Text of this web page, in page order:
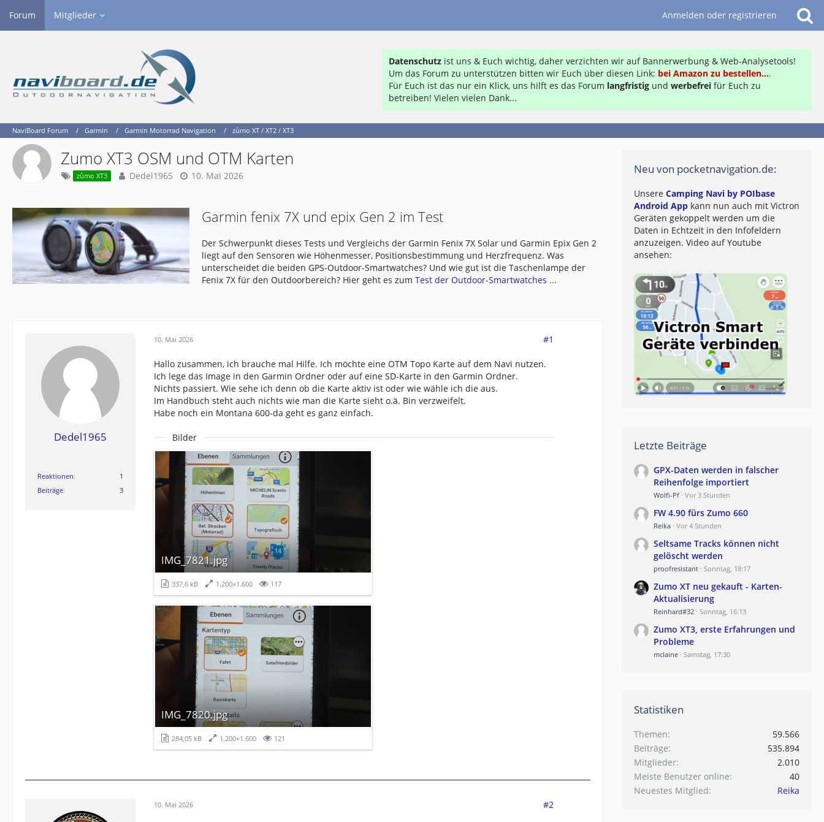
Forum Mitglieder Anmelden oder registrieren
Datenschutz ist uns & Euch wichtig, daher verzichten wir auf Bannerwerbung & Web-Analysetools!
Um das Forum zu unterstützen bitten wir Euch über diesen Link: bei Amazon zu bestellen....
Für Euch ist das nur ein Klick, uns hilft es das Forum langfristig und werbefrei für Euch zu
betreiben! Vielen vielen Dank...
NaviBoard Forum Garmin Garmin Motorrad Navigation zûmo XT / XT2 / XT3
Zumo XT3 OSM und OTM Karten
zûmo XT3 Dedel1965 10. Mai 2026
Garmin fenix 7X und epix Gen 2 im Test
Der Schwerpunkt dieses Tests und Vergleichs der Garmin Fenix 7X Solar und Garmin Epix Gen 2
liegt auf den Sensoren wie Höhenmesser, Positionsbestimmung und Herzfrequenz. Was
unterscheidet die beiden GPS-Outdoor-Smartwatches? Und wie gut ist die Taschenlampe der
Fenix 7X für den Outdoorbereich? Hier geht es zumTest der Outdoor-Smartwatches ...
Dedel1965
Reaktionen
1
Beiträge
3
10. Mai 2026 #1
Hallo zusammen, ich brauche mal Hilfe. Ich möchte eine OTM Topo Karte auf dem Navi nutzen.
Ich lege das Image in den Garmin Ordner oder auf eine SD-Karte in den Garmin Ordner.
Nichts passiert. Wie sehe ich denn ob die Karte aktiv ist oder wie wähle ich die aus.
Im Handbuch steht auch nichts wie man die Karte sieht o.ä. Bin verzweifelt.
Habe noch ein Montana 600-da geht es ganz einfach.
Bilder
IMG_7821.jpg
337,6 kB 1.200×1.600 117
IMG_7820.jpg
284,05 kB 1.200×1.600 121
10. Mai 2026 #2
Neu von pocketnavigation.de:
Unsere Camping Navi by POIbase
Android App kann nun auch mit Victron
Geräten gekoppelt werden um die
Daten in Echtzeit in den Infofeldern
anzuzeigen. Video auf Youtube
ansehen:
Letzte Beiträge
GPX-Daten werden in falscher
Reihenfolge importiert
Wolfi-Pf Vor 3 Stunden
FW 4.90 fürs Zumo 660
Reika Vor 4 Stunden
Seltsame Tracks können nicht
gelöscht werden
proofresistant Sonntag, 18:17
Zumo XT neu gekauft - Karten-
Aktualisierung
Reinhard#32 Sonntag, 16:13
Zumo XT3, erste Erfahrungen und
Probleme
mclaine Samstag, 17:30
Statistiken
Themen
59.566
Beiträge
535.894
Mitglieder
2.010
Meiste Benutzer online
40
Neuestes Mitglied
Reika